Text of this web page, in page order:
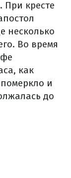
При кресте
несколько
Во время
как
и
до